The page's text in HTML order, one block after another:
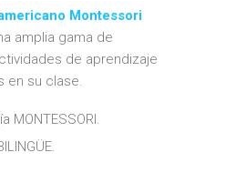
Montessori
amplia gama de
de aprendizaje
en su clase.
MONTESSORI.